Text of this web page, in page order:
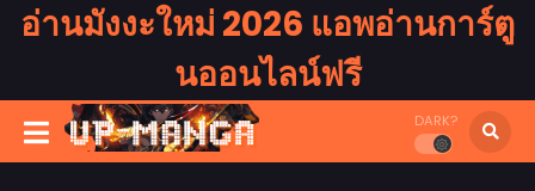
อ่านมังงะใหม่ 2026 แอพอ่านการ์ตู
นออนไลน์ฟรี
DARK?